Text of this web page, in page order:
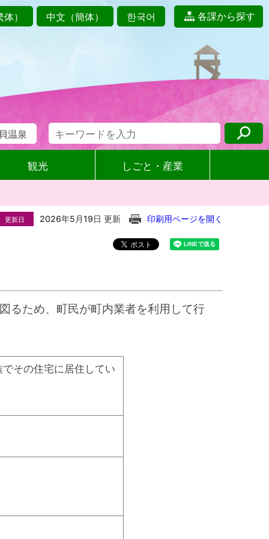
） 中文（簡体） 한국어 各課から探す
温泉
観光 しごと・産業
更新日 2026年5月19日 更新 印刷用ページを開く
るため、町民が町内業者を利用して行
その住宅に居住してい